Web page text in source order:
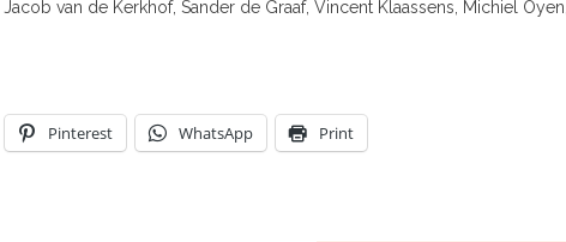
van de Kerkhof, Sander de Graaf, Vincent Klaassens, Michiel Oyen,
Pinterest WhatsApp Print